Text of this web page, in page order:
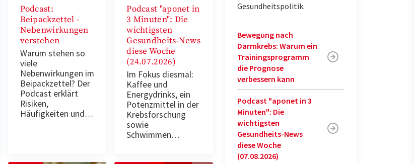
Podcast:
Beipackzettel -
Nebenwirkungen
verstehen
Warum stehen so
viele
Nebenwirkungen im
Beipackzettel? Der
Podcast erklärt
Risiken,
Häufigkeiten und…
Podcast "aponet in
3 Minuten": Die
wichtigsten
Gesundheits-News
diese Woche
(24.07.2026)
Im Fokus diesmal:
Kaffee und
Energydrinks, ein
Potenzmittel in der
Krebsforschung
sowie
Schwimmen…
Gesundheitspolitik.
Bewegung nach
Darmkrebs: Warum ein
Trainingsprogramm
die Prognose
verbessern kann
Podcast "aponet in 3
Minuten": Die
wichtigsten
Gesundheits-News
diese Woche
(07.08.2026)